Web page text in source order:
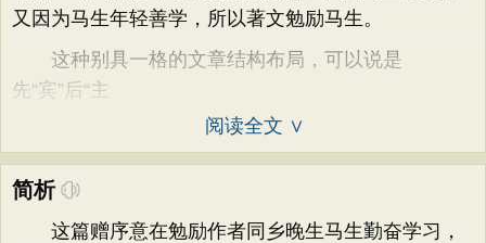
又因为马生年轻善学，所以著文勉励马生。
这种别具一格的文章结构布局，可以说是
先“宾”后“主
阅读全文 ∨
简析
这篇赠序意在勉励作者同乡晚生马生勤奋学习，